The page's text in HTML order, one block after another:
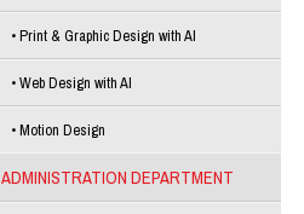
Print & Graphic Design with AI
Web Design with AI
Motion Design
ADMINISTRATION DEPARTMENT